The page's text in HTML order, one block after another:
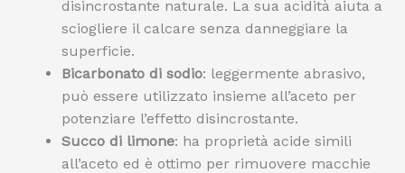
disincrostante naturale. La sua acidità aiuta a
sciogliere il calcare senza danneggiare la
superficie.
Bicarbonato di sodio: leggermente abrasivo,
può essere utilizzato insieme all’aceto per
potenziare l’effetto disincrostante.
Succo di limone: ha proprietà acide simili
all’aceto ed è ottimo per rimuovere macchie